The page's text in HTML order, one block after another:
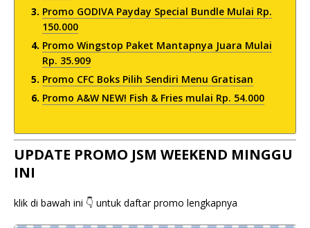
Promo GODIVA Payday Special Bundle Mulai Rp.
150.000
Promo Wingstop Paket Mantapnya Juara Mulai
Rp. 35.909
Promo CFC Boks Pilih Sendiri Menu Gratisan
Promo A&W NEW! Fish & Fries mulai Rp. 54.000
UPDATE PROMO JSM WEEKEND MINGGU
INI
klik di bawah ini 👇 untuk daftar promo lengkapnya